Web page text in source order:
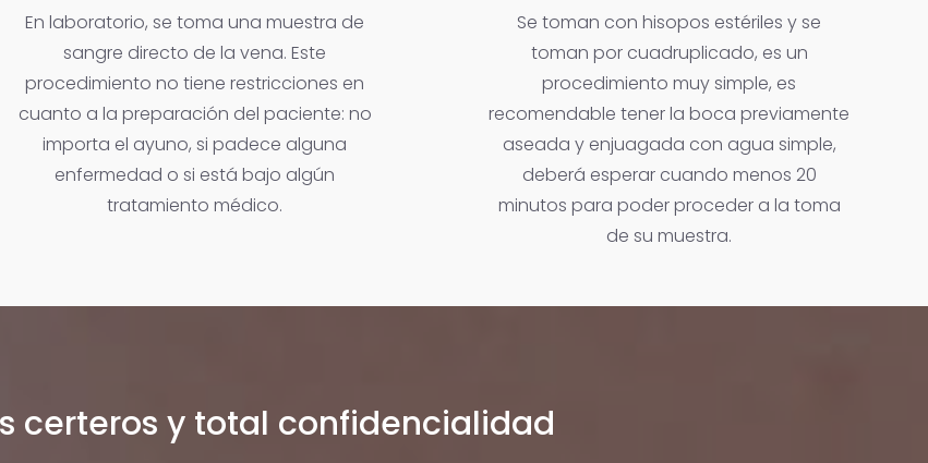
En laboratorio, se toma una muestra de
sangre directo de la vena. Este
procedimiento no tiene restricciones en
cuanto a la preparación del paciente: no
importa el ayuno, si padece alguna
enfermedad o si está bajo algún
tratamiento médico.
Se toman con hisopos estériles y se
toman por cuadruplicado, es un
procedimiento muy simple, es
recomendable tener la boca previamente
aseada y enjuagada con agua simple,
deberá esperar cuando menos 20
minutos para poder proceder a la toma
de su muestra.
certeros y total confidencialidad